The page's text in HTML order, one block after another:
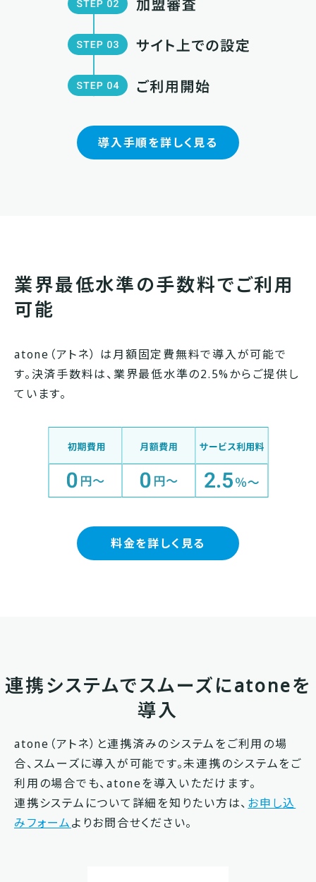
導入手順を詳しく見る
業界最低水準の手数料でご利用
可能
atone（アトネ） は月額固定費無料で導入が可能で
す。決済手数料は、業界最低水準の2.5%からご提供し
ています。
料金を詳しく見る
連携システムでスムーズにatoneを
導入
atone（アトネ）と連携済みのシステムをご利用の場
合、スムーズに導入が可能です。未連携のシステムをご
利用の場合でも、atoneを導入いただけます。
連携システムについて詳細を知りたい方は、 お申し込
みフォームよりお問合せください。